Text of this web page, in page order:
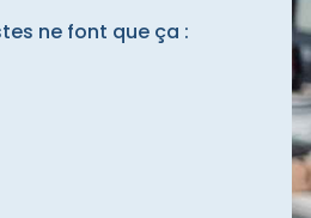
ne font que ça :